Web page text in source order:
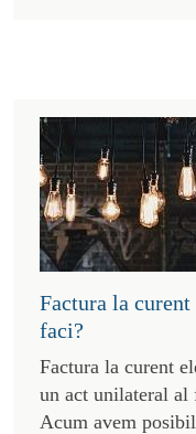
Factura la curent
faci?
Factura la curent
un act unilateral
Acum avem